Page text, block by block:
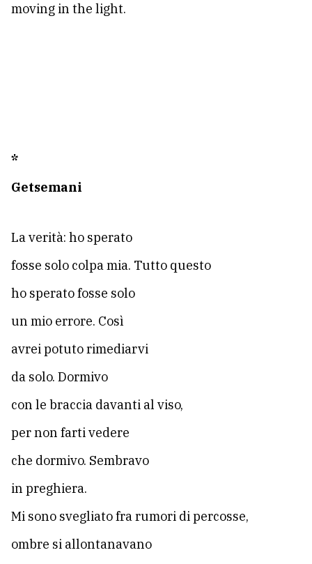
moving in the light.
*
Getsemani
La verità: ho sperato
fosse solo colpa mia. Tutto questo
ho sperato fosse solo
un mio errore. Così
avrei potuto rimediarvi
da solo. Dormivo
con le braccia davanti al viso,
per non farti vedere
che dormivo. Sembravo
in preghiera.
Mi sono svegliato fra rumori di percosse,
ombre si allontanavano